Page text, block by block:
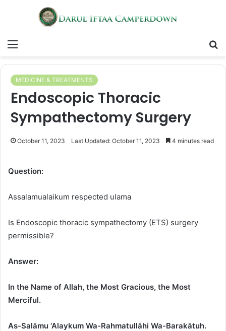
MEDICINE & TREATMENTS
Endoscopic Thoracic
Sympathectomy Surgery
October 11, 2023 Last Updated: October 11, 2023 4 minutes read
Question:
Assalamualaikum respected ulama
Is Endoscopic thoracic sympathectomy (ETS) surgery
permissible?
Answer:
In the Name of Allah, the Most Gracious, the Most
Merciful.
As-Salāmu ‘Alaykum Wa-Rahmatullāhi Wa-Barakātuh.